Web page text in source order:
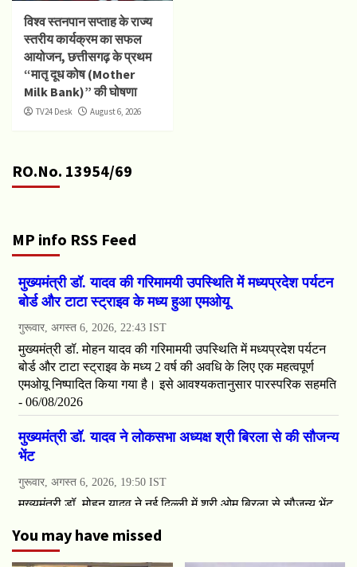
विश्व स्तनपान सप्ताह के राज्य
स्तरीय कार्यक्रम का सफल
आयोजन, छत्तीसगढ़ के प्रथम
“मातृ दूध कोष (Mother
Milk Bank)” की घोषणा
TV24 Desk August 6, 2026
RO.No. 13954/69
MP info RSS Feed
You may have missed